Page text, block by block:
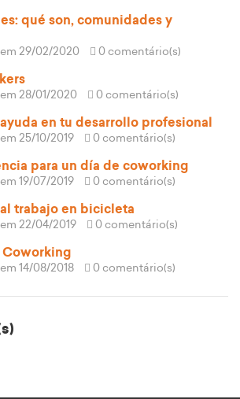
qué son, comunidades y
em 29/02/2020 0 comentário(s)
em 28/01/2020 0 comentário(s)
en tu desarrollo profesional
em 25/10/2019 0 comentário(s)
para un día de coworking
em 19/07/2019 0 comentário(s)
trabajo en bicicleta
em 22/04/2019 0 comentário(s)
Coworking
em 14/08/2018 0 comentário(s)